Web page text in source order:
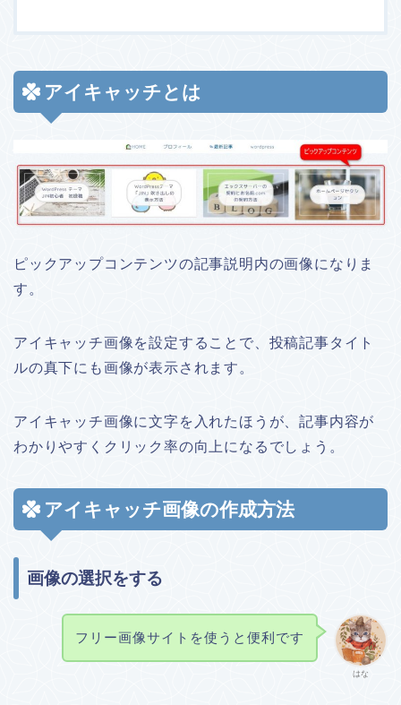
アイキャッチとは
ピックアップコンテンツの記事説明内の画像になりま
す。
アイキャッチ画像を設定することで、投稿記事タイト
ルの真下にも画像が表示されます。
アイキャッチ画像に文字を入れたほうが、記事内容が
わかりやすくクリック率の向上になるでしょう。
アイキャッチ画像の作成方法
画像の選択をする
はな
フリー画像サイトを使うと便利です